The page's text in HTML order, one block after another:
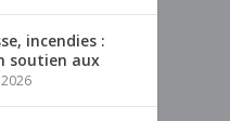
incendies :
soutien aux